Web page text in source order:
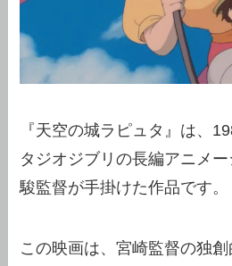
『天空の城ラピュタ』は、
タジオジブリの長編アニメ
駿監督が手掛けた作品です。
この映画は、宮崎監督の独